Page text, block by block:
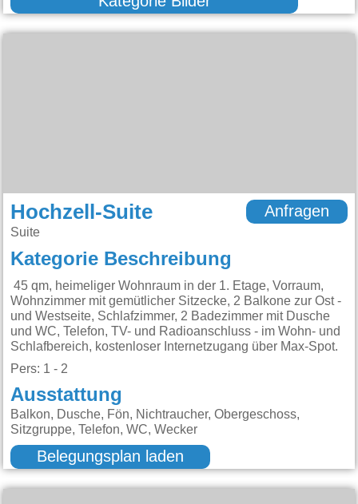
Hochzell-Suite
Suite
Anfragen
Kategorie Beschreibung
45 qm, heimeliger Wohnraum in der 1. Etage, Vorraum,
Wohnzimmer mit gemütlicher Sitzecke, 2 Balkone zur Ost -
und Westseite, Schlafzimmer, 2 Badezimmer mit Dusche
und WC, Telefon, TV- und Radioanschluss - im Wohn- und
Schlafbereich, kostenloser Internetzugang über Max-Spot.
Pers: 1 - 2
Ausstattung
Balkon, Dusche, Fön, Nichtraucher, Obergeschoss,
Sitzgruppe, Telefon, WC, Wecker
Belegungsplan laden